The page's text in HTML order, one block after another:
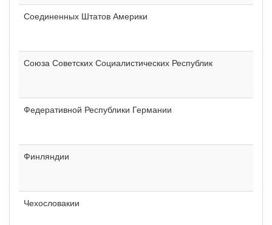
Соединенных Штатов Америки
Союза Советских Социалистических Республик
Федеративной Республики Германии
Финляндии
Чехословакии